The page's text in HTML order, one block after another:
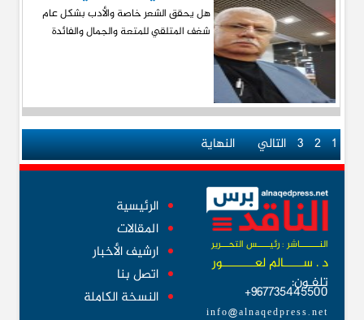
هل يحقق الشعر خاصة والأدب بشكل عام
شغف المتلقي للمتعة والجمال والفائدة
1
2
3 التالي النهاية
النــــــــاشر : رئيـــــس التحـــرير
د . ســــــالم لعــــــــــور
تلفـون:
967735445500+
info@alnaqedpress.net
الرئيسية
المقالات
ارشيف الأخبار
اتصل بنا
النسخة الكاملة